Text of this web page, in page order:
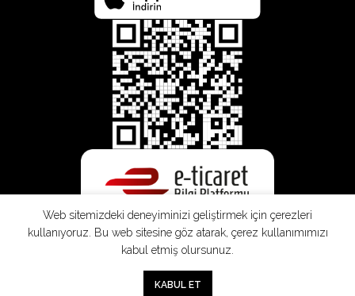
Web sitemizdeki deneyiminizi geliştirmek için çerezleri
kullanıyoruz. Bu web sitesine göz atarak, çerez kullanımımızı
kabul etmiş olursunuz.
KABUL ET